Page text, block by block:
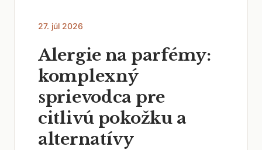
27. júl 2026
Alergie na parfémy:
komplexný
sprievodca pre
citlivú pokožku a
alternatívy